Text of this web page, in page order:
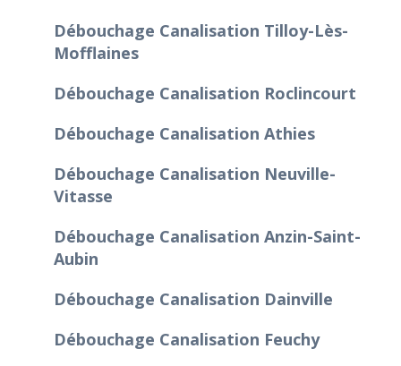
Débouchage Canalisation Tilloy-Lès-
Mofflaines
Débouchage Canalisation Roclincourt
Débouchage Canalisation Athies
Débouchage Canalisation Neuville-
Vitasse
Débouchage Canalisation Anzin-Saint-
Aubin
Débouchage Canalisation Dainville
Débouchage Canalisation Feuchy